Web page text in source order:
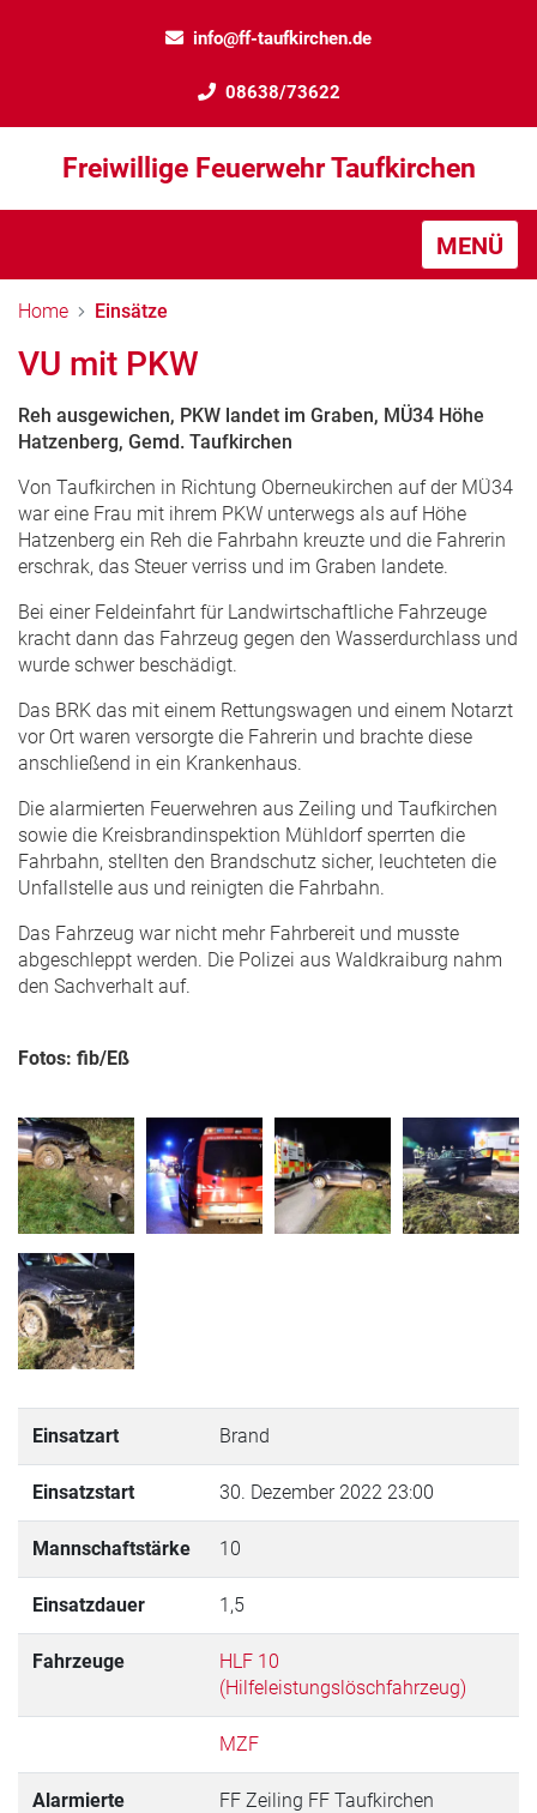
info@ff-taufkirchen.de
08638/73622
Freiwillige Feuerwehr Taufkirchen
MENÜ
Home Einsätze
VU mit PKW
Reh ausgewichen, PKW landet im Graben, MÜ34 Höhe
Hatzenberg, Gemd. Taufkirchen
Von Taufkirchen in Richtung Oberneukirchen auf der MÜ34
war eine Frau mit ihrem PKW unterwegs als auf Höhe
Hatzenberg ein Reh die Fahrbahn kreuzte und die Fahrerin
erschrak, das Steuer verriss und im Graben landete.
Bei einer Feldeinfahrt für Landwirtschaftliche Fahrzeuge
kracht dann das Fahrzeug gegen den Wasserdurchlass und
wurde schwer beschädigt.
Das BRK das mit einem Rettungswagen und einem Notarzt
vor Ort waren versorgte die Fahrerin und brachte diese
anschließend in ein Krankenhaus.
Die alarmierten Feuerwehren aus Zeiling und Taufkirchen
sowie die Kreisbrandinspektion Mühldorf sperrten die
Fahrbahn, stellten den Brandschutz sicher, leuchteten die
Unfallstelle aus und reinigten die Fahrbahn.
Das Fahrzeug war nicht mehr Fahrbereit und musste
abgeschleppt werden. Die Polizei aus Waldkraiburg nahm
den Sachverhalt auf.
Fotos: fib/Eß
Einsatzart Brand
Einsatzstart 30. Dezember 2022 23:00
Mannschaftstärke 10
Einsatzdauer 1,5
Fahrzeuge
HLF 10
(Hilfeleistungslöschfahrzeug)
MZF
Alarmierte
FF Zeiling FF Taufkirchen